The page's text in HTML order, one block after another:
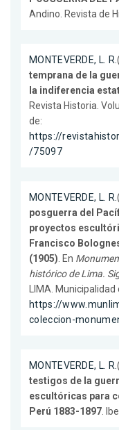
Andino. Revista de
MONTEVERDE, L. R.
temprana de la
la indiferencia
Revista Historia.
de:
https://
/75097
MONTEVERDE, L. R.
posguerra del
proyectos
Francisco
(1905). En
histórico de Lima.
LIMA.
https://
coleccion-
MONTEVERDE, L. R.
testigos de la
escultóricas para
Perú 1883-1897.